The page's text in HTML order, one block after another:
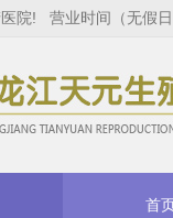
院! 营业时间（无假
首页